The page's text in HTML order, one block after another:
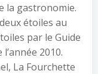
la gastronomie.
étoiles au
par le Guide
2010.
La Fourchette